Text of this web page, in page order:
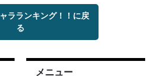
ラランキング！！に戻
る
メニュー